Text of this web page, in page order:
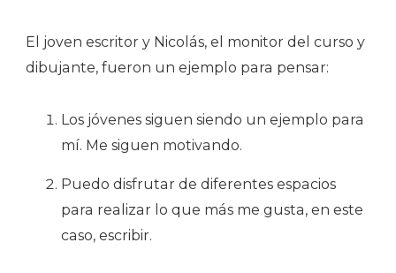
El joven escritor y Nicolás, el monitor del curso y
dibujante, fueron un ejemplo para pensar:
Los jóvenes siguen siendo un ejemplo para
mí. Me siguen motivando.
Puedo disfrutar de diferentes espacios
para realizar lo que más me gusta, en este
caso, escribir.